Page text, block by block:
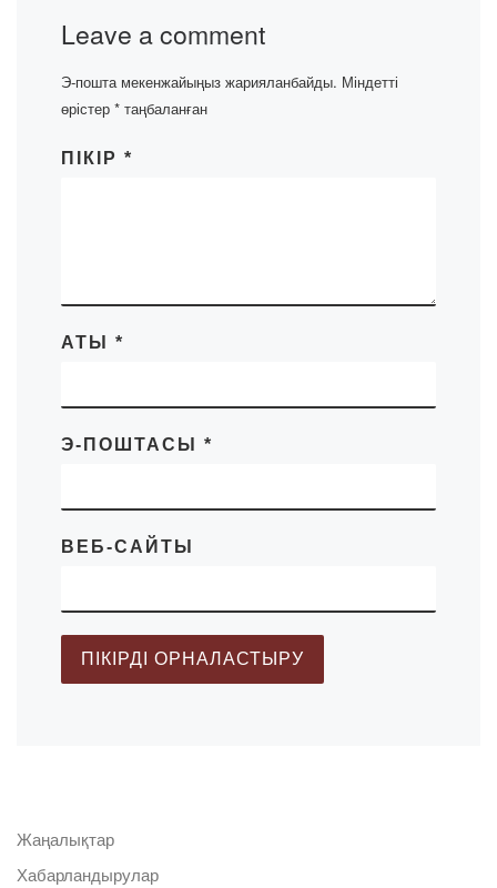
Leave a comment
Э-пошта мекенжайыңыз жарияланбайды. Міндетті
өрістер * таңбаланған
ПІКІР *
АТЫ *
Э-ПОШТАСЫ *
ВЕБ-САЙТЫ
Жаңалықтар
Хабарландырулар